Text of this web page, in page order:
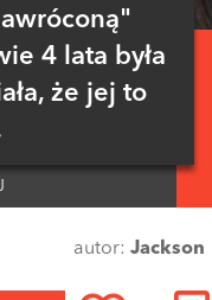
4 lata była
że jej to
autor: Jackson